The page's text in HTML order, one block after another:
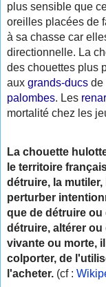
plus sensible que
oreilles placées de
à sa chasse car
directionnelle. La
des chouettes plus
aux grands-ducs de
palombes. Les
mortalité chez les
La chouette
le territoire
détruire, la
perturber
que de détruire
détruire, altérer
vivante ou morte,
colporter, de
l'acheter. (cf :